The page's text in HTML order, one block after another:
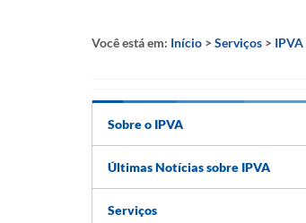
Você está em: Início > Serviços > IPVA
Sobre o IPVA
Últimas Notícias sobre IPVA
Serviços